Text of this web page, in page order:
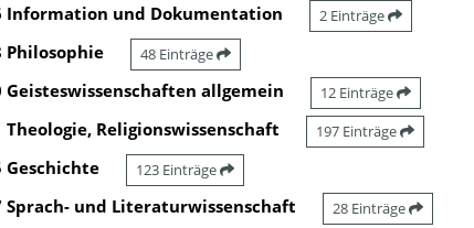
Information und Dokumentation 2 Einträge
Philosophie 48 Einträge
Geisteswissenschaften allgemein 12 Einträge
Theologie, Religionswissenschaft 197 Einträge
Geschichte 123 Einträge
Sprach- und Literaturwissenschaft 28 Einträge